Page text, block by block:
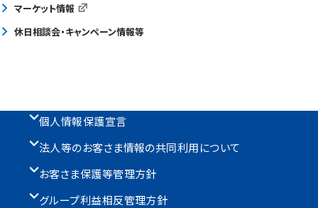
マーケット情報
休日相談会・キャンペーン情報等
個人情報保護宣言
法人等のお客さま情報の共同利用について
お客さま保護等管理方針
グループ利益相反管理方針